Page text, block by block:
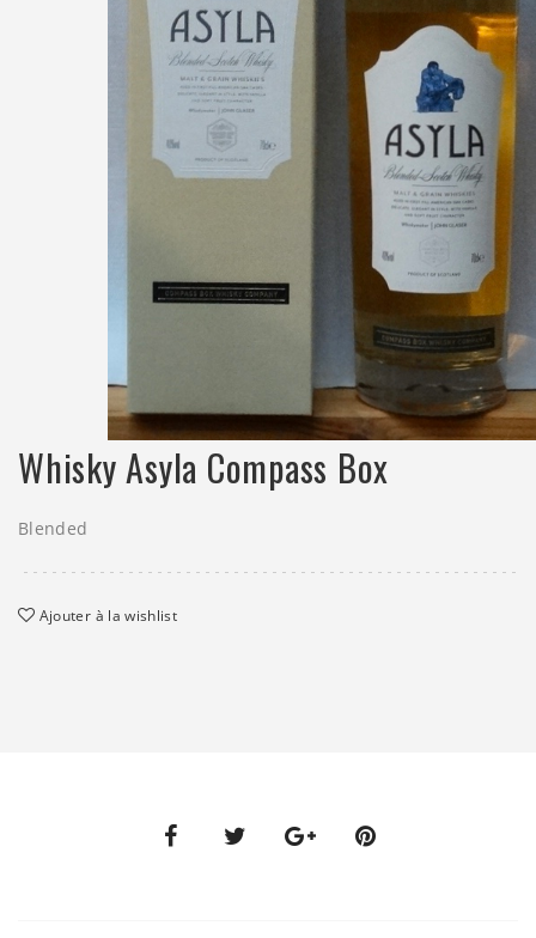
Whisky Asyla Compass Box
Blended
Ajouter à la wishlist